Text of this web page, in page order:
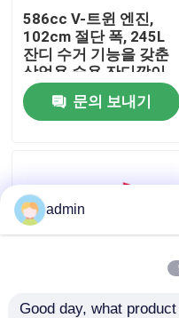
공장 표시
저희와 연락
휘발유 동력톱
전기 동력톱
586cc V-트윈 엔진,
102cm 절단 폭, 245L
잔디 수거 기능을 갖춘
상업용 승용 잔디깎이
문의 보내기
admin
Good day, what